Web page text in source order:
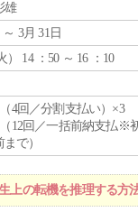
雄
～ 3月 31日
） 14 ：50 ～ 16 ：10
（4回／分割支払い）×3
（12回／一括前納支払※
で）
上の転機を推理する方